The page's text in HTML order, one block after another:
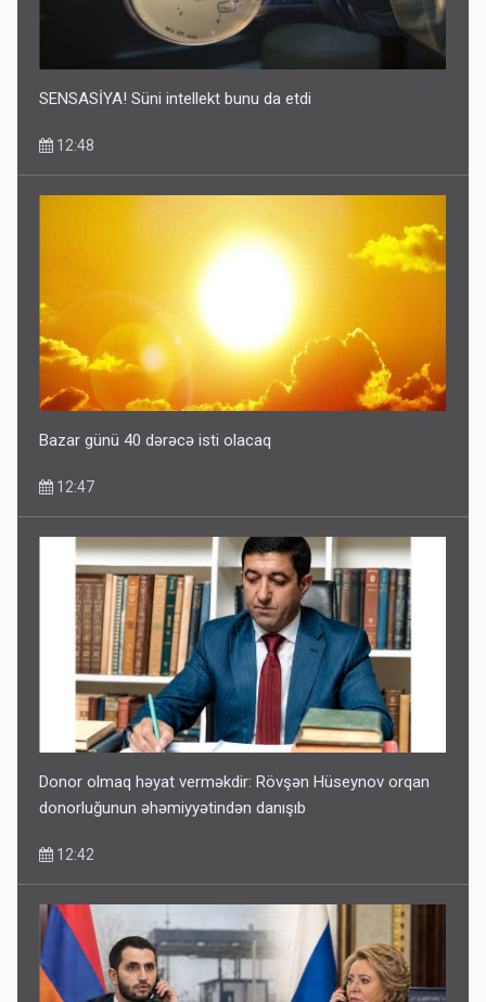
SENSASİYA! Süni intellekt bunu da etdi
12:48
Bazar günü 40 dərəcə isti olacaq
12:47
Donor olmaq həyat verməkdir: Rövşən Hüseynov orqan
donorluğunun əhəmiyyətindən danışıb
12:42